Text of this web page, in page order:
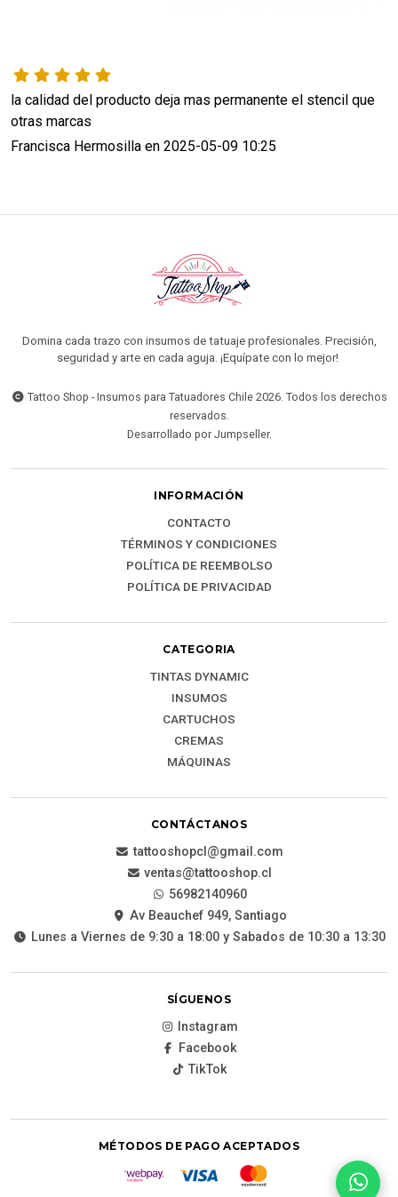
la calidad del producto deja mas permanente el stencil que
otras marcas
Francisca Hermosilla en 2025-05-09 10:25
Domina cada trazo con insumos de tatuaje profesionales. Precisión,
seguridad y arte en cada aguja. ¡Equípate con lo mejor!
Tattoo Shop - Insumos para Tatuadores Chile 2026. Todos los derechos
reservados.
Desarrollado por Jumpseller.
INFORMACIÓN
CONTACTO
TÉRMINOS Y CONDICIONES
POLÍTICA DE REEMBOLSO
POLÍTICA DE PRIVACIDAD
CATEGORIA
TINTAS DYNAMIC
INSUMOS
CARTUCHOS
CREMAS
MÁQUINAS
CONTÁCTANOS
tattooshopcl@gmail.com
ventas@tattooshop.cl
56982140960
Av Beauchef 949, Santiago
Lunes a Viernes de 9:30 a 18:00 y Sabados de 10:30 a 13:30
SÍGUENOS
Instagram
Facebook
TikTok
MÉTODOS DE PAGO ACEPTADOS